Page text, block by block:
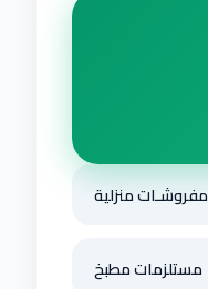
مفروشـات منزلية
مستلزمات مطبخ